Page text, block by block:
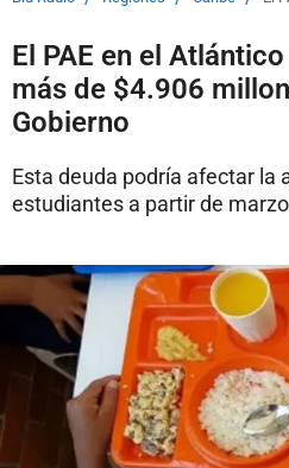
El PAE en el
más de $4.906
Gobierno
Esta deuda podría afectar la
estudiantes a partir de